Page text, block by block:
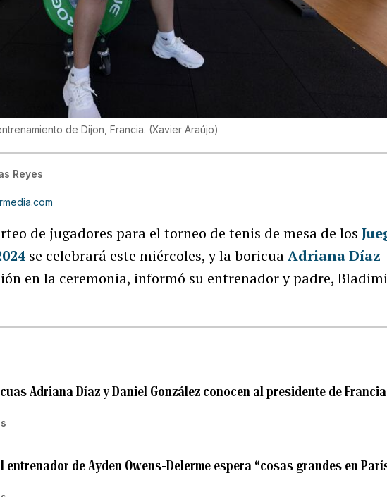
de Dijon, Francia. (Xavier Araújo)
Reyes
de jugadores para el torneo de tenis de mesa de los
se celebrará este miércoles, y la boricuaAdriana Díaz
en la ceremonia, informó su entrenador y padre,
Adriana Díaz y Daniel González conocen al presidente de
entrenador de Ayden Owens-Delerme espera “cosas grandes en